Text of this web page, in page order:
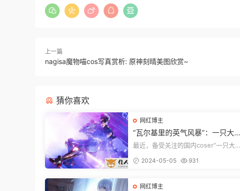
上一篇
nagisa魔物喵cos写真赏析: 原神刻晴美图欣赏~
猜你喜欢
网红博主
“瓦尔基里的英气风暴”：一只大关
子cosplay作品引发热议
最近，备受关注的国内coser“一只大关
品，化身...
2024-05-05 931
网红博主